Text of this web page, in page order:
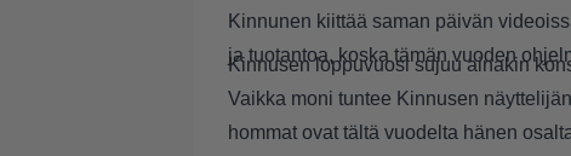
Kinnunen kiittää saman päivän
ja tuotantoa, koska tämän vuoden
Kinnusen loppuvuosi sujuu ainakin
Vaikka moni tuntee Kinnusen
hommat ovat tältä vuodelta hänen